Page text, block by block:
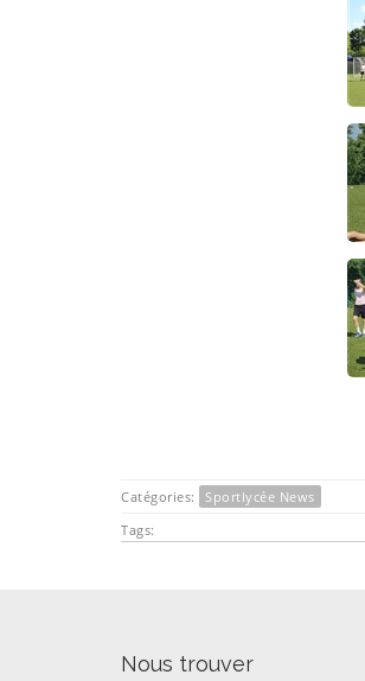
Catégories:
Sportlycée News
Tags:
Nous trouver